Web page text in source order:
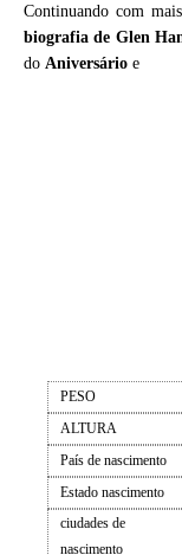
Continuando com
biografia de Glen
do Aniversário e
PESO
ALTURA
País de nascimento
Estado nascimento
ciudades de
nascimento